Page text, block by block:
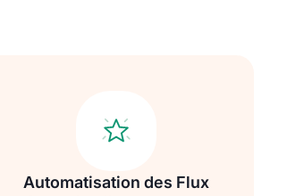
Automatisation des Flux